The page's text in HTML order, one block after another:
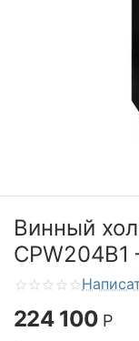
Винный
224 100 Р